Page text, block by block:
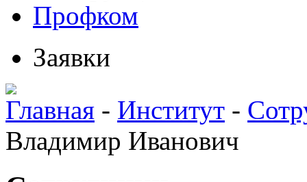
Профком
Заявки
Главная - Институт -
Владимир Иванович